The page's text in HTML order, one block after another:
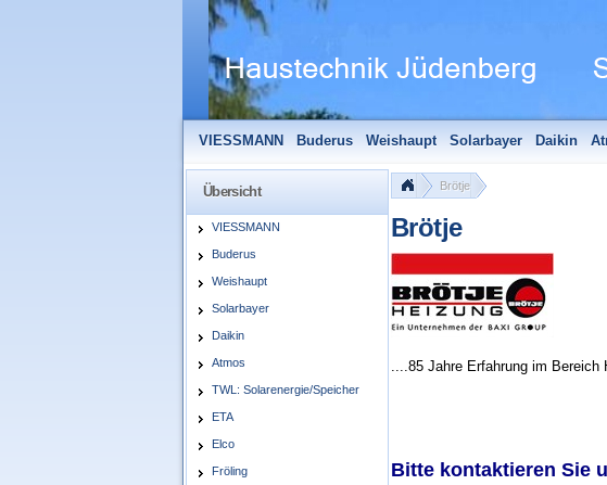
VIESSMANN Buderus Weishaupt Solarbayer Daikin
Solarfocus
Wolf Pelletmaulwurf + Zubehör
Übersicht
VIESSMANN
Buderus
Weishaupt
Solarbayer
Daikin
Atmos
TWL: Solarenergie/Speicher
ETA
Elco
Fröling
Brötje
Brötje
....85 Jahre Erfahrung im Bereich
Bitte kontaktieren Sie